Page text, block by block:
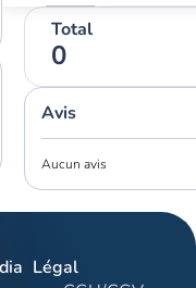
Total
0
Avis
Aucun avis
Légal